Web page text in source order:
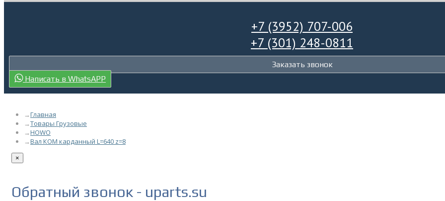
+7 (3952) 707-006
+7 (301) 248-0811
Заказать звонок
Написать в WhatsAPP
Главная
Товары Грузовые
HOWO
Вал КОМ карданный L=640 z=8
×
Обратный звонок - uparts.su